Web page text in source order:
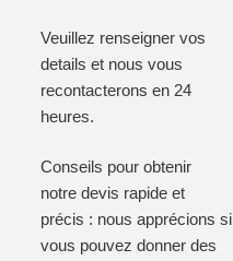
Veuillez renseigner vos
details et nous vous
recontacterons en 24
heures.
Conseils pour obtenir
notre devis rapide et
précis : nous apprécions si
vous pouvez donner des